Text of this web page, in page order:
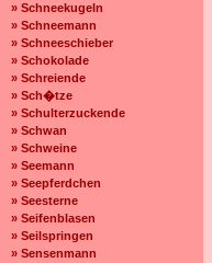
» Schneekugeln
» Schneemann
» Schneeschieber
» Schokolade
» Schreiende
» Sch�tze
» Schulterzuckende
» Schwan
» Schweine
» Seemann
» Seepferdchen
» Seesterne
» Seifenblasen
» Seilspringen
» Sensenmann